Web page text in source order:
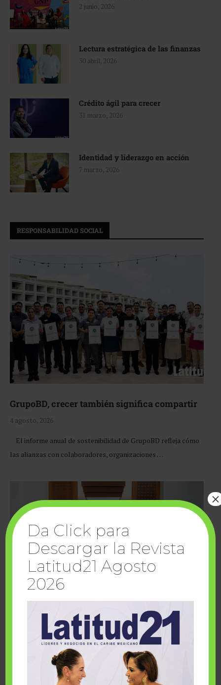
2 junio, 2026
Lectura estratégica de las finanzas
30 abril, 2026
Crédito ágil para crecer
31 marzo, 2026
Identidad y liderazgo en acción
7 marzo, 2026
RESPONSABILIDAD SOCIAL
GrupoBD, crecer también significa compartir
4 agosto, 2026
El informe anual de sostenibilidad de GrupoBD refleja cómo
las alianzas con colaboradores, organizaciones …
Cuando la solidaridad inspira; cumplen
sueños Fairmont Mayakoba y Make-A-Wish
Da Click para
Descargar la Revista
Latitud21 Agosto
2026
×